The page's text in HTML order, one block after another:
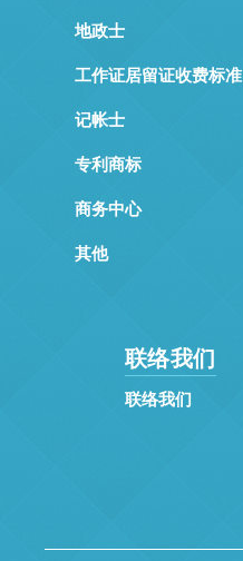
地政士
工作证居留证收费标准
记帐士
专利商标
商务中心
其他
联络我们
联络我们